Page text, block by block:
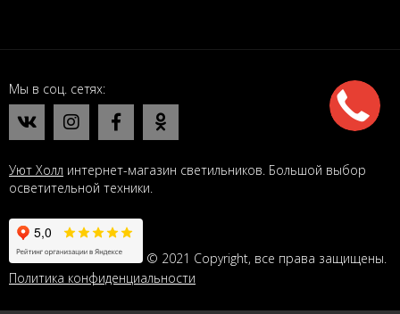
Мы в соц. сетях
Уют Холл интернет-магазин светильников. Большой выбор
осветительной техники.
© 2021 Copyright, все права защищены.
Политика конфиденциальности